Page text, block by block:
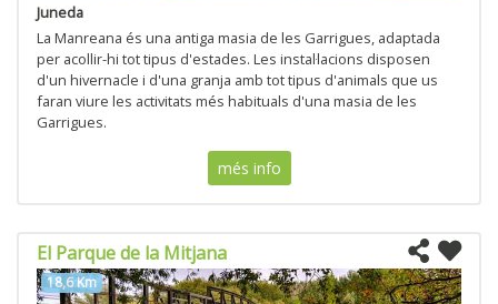
Juneda
La Manreana és una antiga masia de les Garrigues, adaptada
per acollir-hi tot tipus d'estades. Les instal·lacions disposen
d'un hivernacle i d'una granja amb tot tipus d'animals que us
faran viure les activitats més habituals d'una masia de les
Garrigues.
més info
El Parque de la Mitjana
18,6 Km